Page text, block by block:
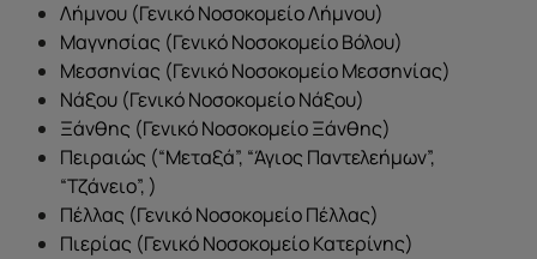
Λήμνου (Γενικό Νοσοκομείο Λήμνου)
Μαγνησίας (Γενικό Νοσοκομείο Βόλου)
Μεσσηνίας (Γενικό Νοσοκομείο Μεσσηνίας)
Νάξου (Γενικό Νοσοκομείο Νάξου)
Ξάνθης (Γενικό Νοσοκομείο Ξάνθης)
Πειραιώς (“Μεταξά”, “Άγιος Παντελεήμων”,
“Τζάνειο”, )
Πέλλας (Γενικό Νοσοκομείο Πέλλας)
Πιερίας (Γενικό Νοσοκομείο Κατερίνης)